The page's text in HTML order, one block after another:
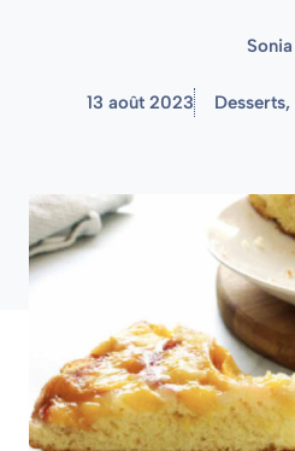
Sonia
13 août 2023 Desserts,